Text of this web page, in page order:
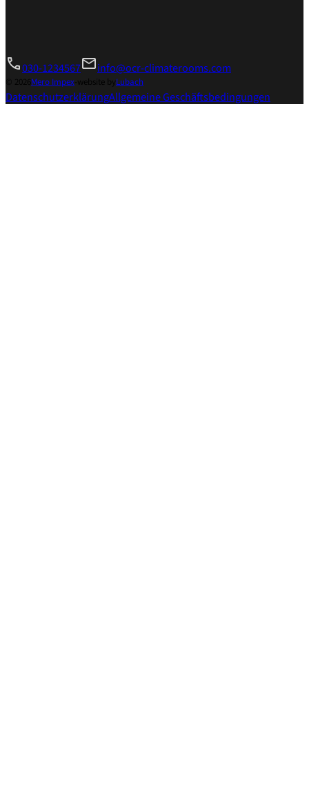
030-1234567 info@ocr-climaterooms.com
© 2026Mero Impex website byLubach
DatenschutzerklärungAllgemeine Geschäftsbedingungen